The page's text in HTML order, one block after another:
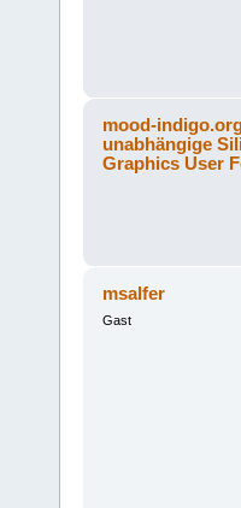
mood-
unabhängige
Graphics User
msalfer
Gast